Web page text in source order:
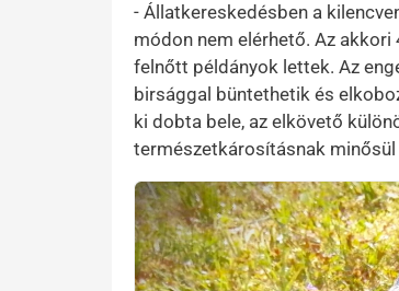
- Állatkereskedésben a
módon nem elérhető. Az
felnőtt példányok lettek. Az
birsággal büntethetik és
ki dobta bele, az elkövető
természetkárosításnak
Kép